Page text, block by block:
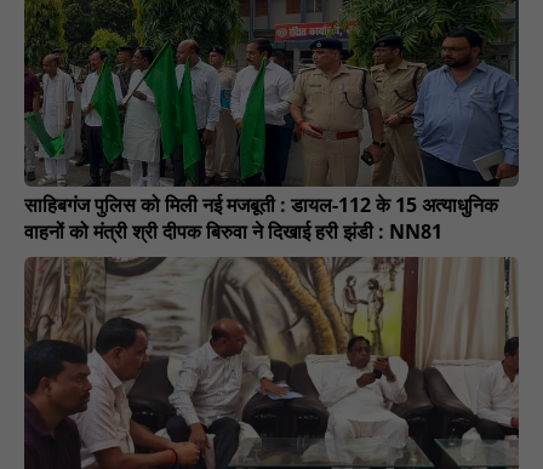
साहिबगंज पुलिस को मिली नई मजबूती : डायल-112 के 15 अत्याधुनिक
वाहनों को मंत्री श्री दीपक बिरुवा ने दिखाई हरी झंडी : NN81